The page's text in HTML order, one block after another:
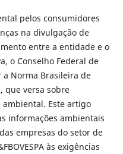
pelos consumidores
na divulgação de
entre a entidade e o
o Conselho Federal de
Norma Brasileira de
que versa sobre
ambiental. Este artigo
informações ambientais
empresas do setor de
às exigências